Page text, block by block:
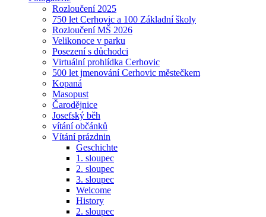
Rozloučení 2025
750 let Cerhovic a 100 Základní školy
Rozloučení MŠ 2026
Velikonoce v parku
Posezení s důchodci
Virtuální prohlídka Cerhovic
500 let jmenování Cerhovic městečkem
Kopaná
Masopust
Čarodějnice
Josefský běh
vítání občánků
Vítání prázdnin
Geschichte
1. sloupec
2. sloupec
3. sloupec
Welcome
History
2. sloupec